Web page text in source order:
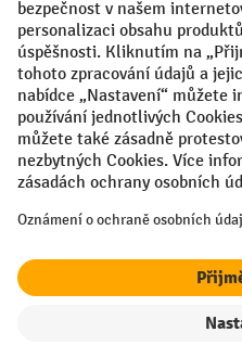
VODP Otisk
Prohlášení o ochraně
Nastavení ochrany osobních
All prices excl. VAT plusshipping
¹ Sleva platí do vyprodání zásob.